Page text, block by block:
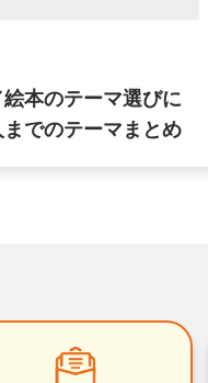
本のテーマ選びに
でのテーマまとめ